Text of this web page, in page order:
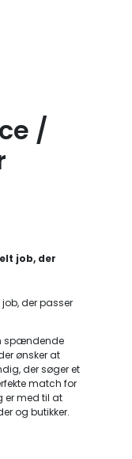
/
job, der
der passer
spændende
ønsker at
der søger et
match for
er med til at
og butikker.